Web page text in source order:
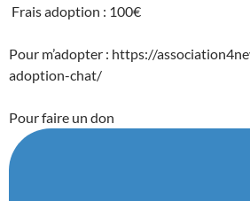
Frais adoption : 100€
Pour m’adopter : https://
adoption-chat/
Pour faire un don